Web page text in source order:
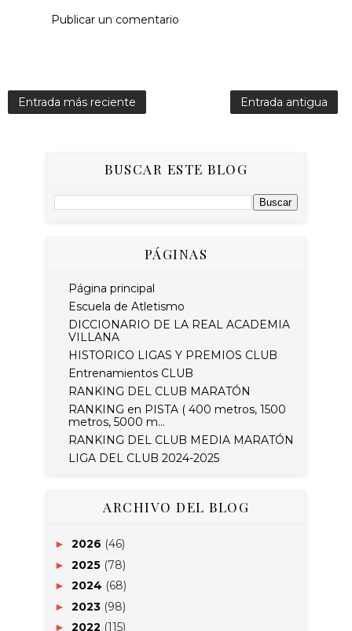
Publicar un comentario
Entrada más reciente Entrada antigua
BUSCAR ESTE BLOG
PÁGINAS
Página principal
Escuela de Atletismo
DICCIONARIO DE LA REAL ACADEMIA
VILLANA
HISTORICO LIGAS Y PREMIOS CLUB
Entrenamientos CLUB
RANKING DEL CLUB MARATÓN
RANKING en PISTA ( 400 metros, 1500
metros, 5000 m...
RANKING DEL CLUB MEDIA MARATÓN
LIGA DEL CLUB 2024-2025
ARCHIVO DEL BLOG
► 2026 (46)
► 2025 (78)
► 2024 (68)
► 2023 (98)
► 2022 (115)